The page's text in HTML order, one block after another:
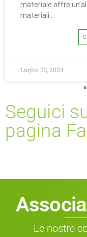
materiale offre
materiali…
Luglio 23, 2024
Seguici
pagina
Le nostre